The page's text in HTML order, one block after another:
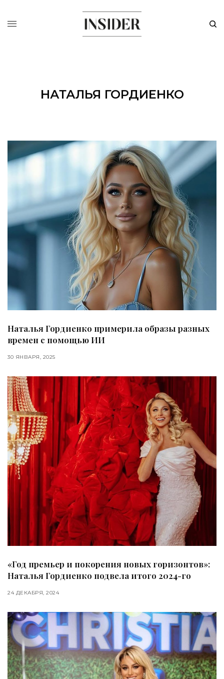
НАТАЛЬЯ ГОРДИЕНКО
Наталья Гордиенко примерила образы разных
времен с помощью ИИ
30 ЯНВАРЯ, 2025
«Год премьер и покорения новых горизонтов»:
Наталья Гордиенко подвела итого 2024-го
24 ДЕКАБРЯ, 2024